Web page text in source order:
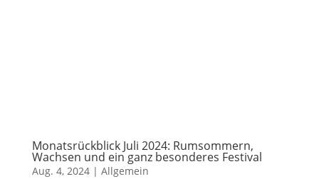
Monatsrückblick Juli 2024: Rumsommern,
Wachsen und ein ganz besonderes Festival
Aug. 4, 2024| Allgemein